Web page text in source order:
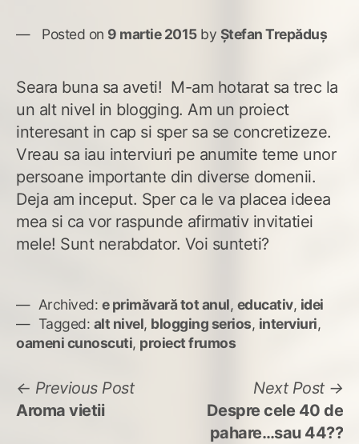
Posted on 9 martie 2015by Ștefan Trepăduș
Seara buna sa aveti! M-am hotarat sa trec la
un alt nivel in blogging. Am un proiect
interesant in cap si sper sa se concretizeze.
Vreau sa iau interviuri pe anumite teme unor
persoane importante din diverse domenii.
Deja am inceput. Sper ca le va placea ideea
mea si ca vor raspunde afirmativ invitatiei
mele! Sunt nerabdator. Voi sunteti?
Archived: e primăvară tot anul, educativ, idei
Tagged: alt nivel, blogging serios, interviuri,
oameni cunoscuti, proiect frumos
Navigare
în
Previous PostPrevious
Aroma vietii
Next Post
Despre cele 40 de
pahare…sau 44??